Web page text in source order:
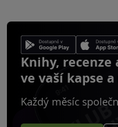
Knihy, recenze
ve vaší kapse
Každý měsíc